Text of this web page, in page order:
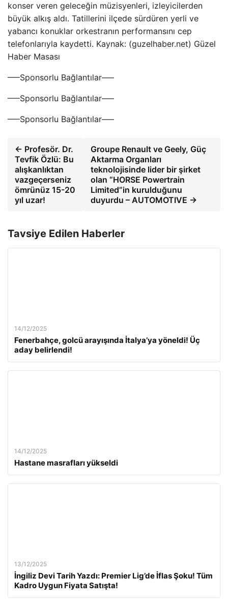
konser veren geleceğin müzisyenleri, izleyicilerden
büyük alkış aldı. Tatillerini ilçede sürdüren yerli ve
yabancı konuklar orkestranın performansını cep
telefonlarıyla kaydetti. Kaynak: (guzelhaber.net) Güzel
Haber Masası
—–Sponsorlu Bağlantılar—–
—–Sponsorlu Bağlantılar—–
—–Sponsorlu Bağlantılar—–
← Profesör. Dr.
Tevfik Özlü: Bu
alışkanlıktan
vazgeçerseniz
ömrünüz 15-20
yıl uzar!
Groupe Renault ve Geely, Güç
Aktarma Organları
teknolojisinde lider bir şirket
olan “HORSE Powertrain
Limited”in kurulduğunu
duyurdu – AUTOMOTIVE →
Tavsiye Edilen Haberler
14/12/2025
Fenerbahçe, golcü arayışında İtalya’ya yöneldi! Üç
aday belirlendi!
14/12/2025
Hastane masrafları yükseldi
13/12/2025
İngiliz Devi Tarih Yazdı: Premier Lig’de İflas Şoku! Tüm
Kadro Uygun Fiyata Satışta!